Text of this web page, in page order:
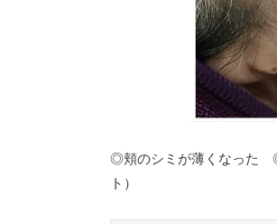
◎頬のシミが薄くなった
ト）